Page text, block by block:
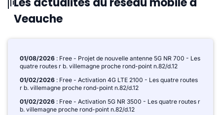
Veauche
01/08/2026 : Free - Projet de nouvelle antenne 5G NR 700 - Les
quatre routes r b. villemagne proche rond-point n.82/d.12
01/02/2026 : Free - Activation 4G LTE 2100 - Les quatre routes
r b. villemagne proche rond-point n.82/d.12
01/02/2026 : Free - Activation 5G NR 3500 - Les quatre routes r
b. villemagne proche rond-point n.82/d.12